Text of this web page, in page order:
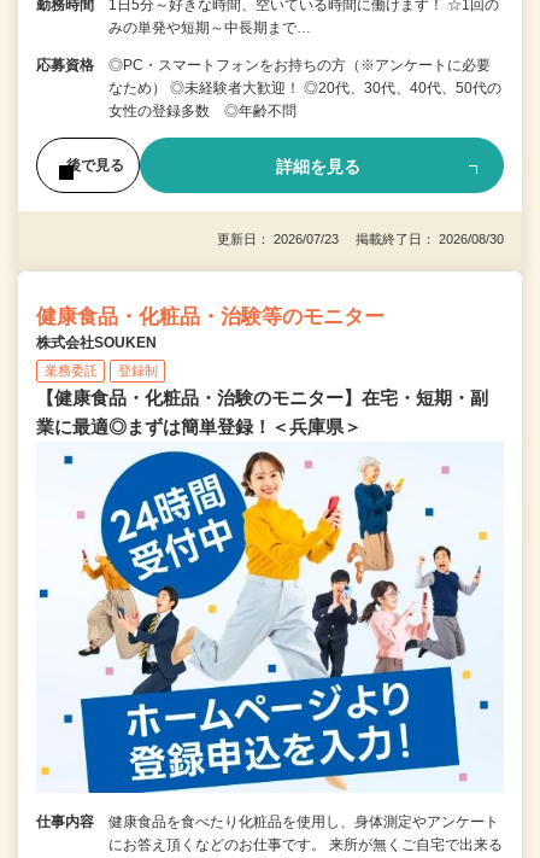
勤務時間
1日5分～好きな時間、空いている時間に働けます！ ☆1回の
みの単発や短期～中長期まで…
応募資格
◎PC・スマートフォンをお持ちの方（※アンケートに必要
なため） ◎未経験者大歓迎！ ◎20代、30代、40代、50代の
女性の登録多数 ◎年齢不問
後で見る 詳細を見る
更新日： 2026/07/23 掲載終了日： 2026/08/30
健康食品・化粧品・治験等のモニター
株式会社SOUKEN
業務委託 登録制
【健康食品・化粧品・治験のモニター】在宅・短期・副
業に最適◎まずは簡単登録！＜兵庫県＞
仕事内容
健康食品を食べたり化粧品を使用し、身体測定やアンケート
にお答え頂くなどのお仕事です。 来所が無くご自宅で出来る